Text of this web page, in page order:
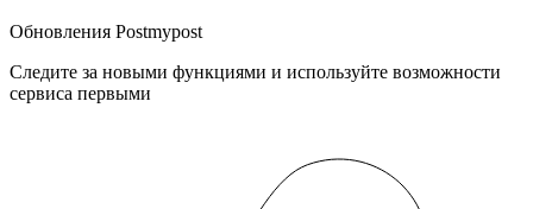
Обновления Postmypost
Следите за новыми функциями и используйте возможности
сервиса первыми